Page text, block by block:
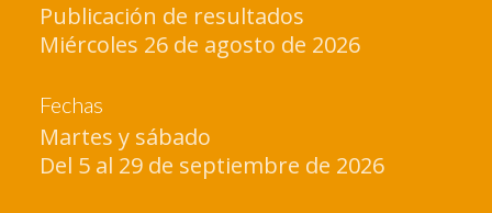
Publicación de resultados
Miércoles 26 de agosto de 2026
Fechas
Martes y sábado
Del 5 al 29 de septiembre de 2026